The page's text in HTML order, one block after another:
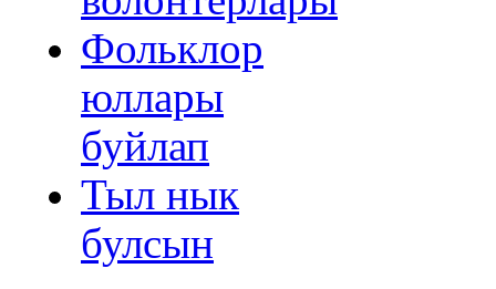
Фольклор
юллары
буйлап
Тыл нык
булсын